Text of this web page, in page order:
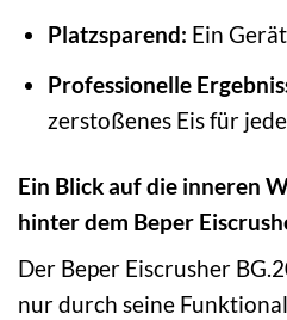
Platzsparend: Ein
Professionelle
zerstoßenes Eis für
Ein Blick auf die inneren
hinter dem Beper
Der Beper Eiscrusher
nur durch seine